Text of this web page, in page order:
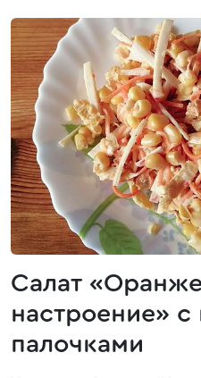
Салат
настроение»
палочками